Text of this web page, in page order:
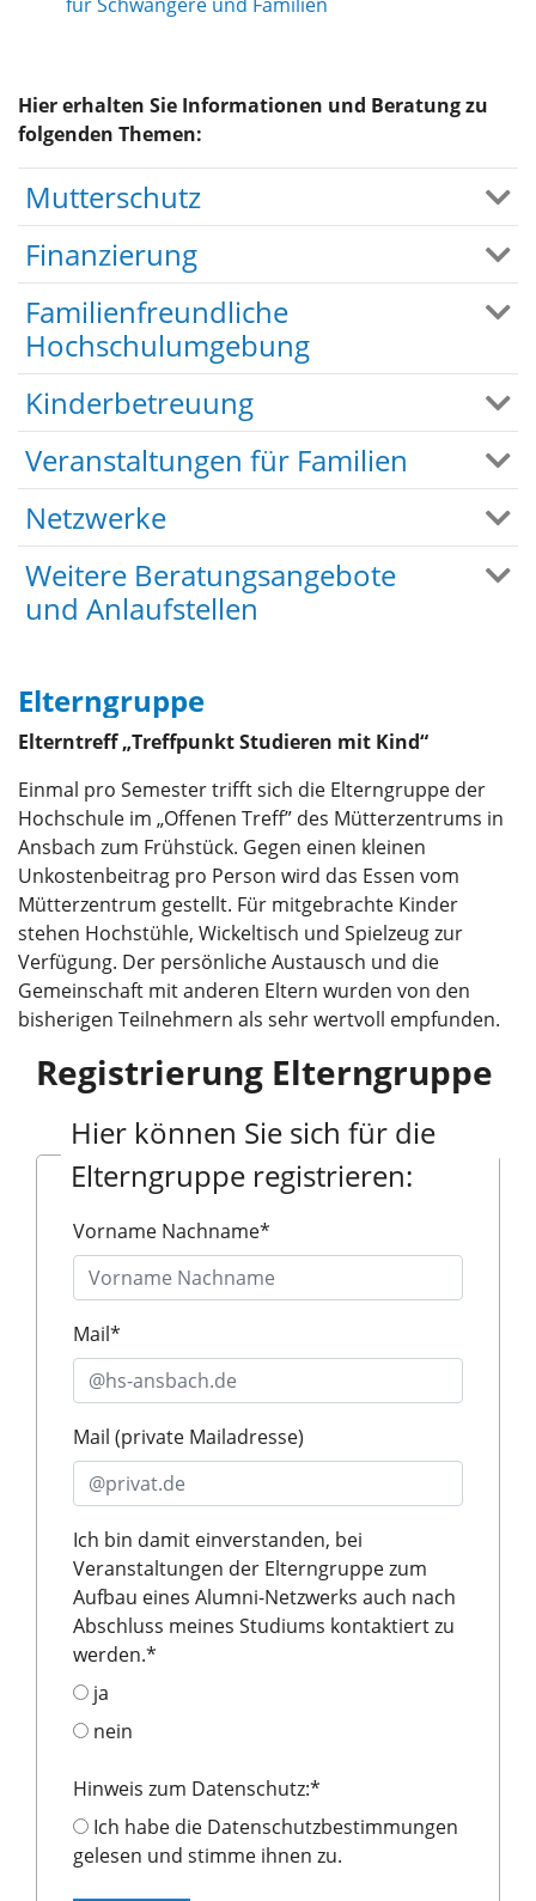
Hier erhalten Sie Informationen und Beratung zu
folgenden Themen:
Mutterschutz
Finanzierung
Familienfreundliche
Hochschulumgebung
Kinderbetreuung
Veranstaltungen für Familien
Netzwerke
Weitere Beratungsangebote
und Anlaufstellen
Elterngruppe
Elterntreff „Treffpunkt Studieren mit Kind“
Einmal pro Semester trifft sich die Elterngruppe der
Hochschule im „Offenen Treff” des Mütterzentrums in
Ansbach zum Frühstück. Gegen einen kleinen
Unkostenbeitrag pro Person wird das Essen vom
Mütterzentrum gestellt. Für mitgebrachte Kinder
stehen Hochstühle, Wickeltisch und Spielzeug zur
Verfügung. Der persönliche Austausch und die
Gemeinschaft mit anderen Eltern wurden von den
bisherigen Teilnehmern als sehr wertvoll empfunden.
Registrierung Elterngruppe
Hier können Sie sich für die
Elterngruppe registrieren:
Vorname Nachname*
Mail*
Mail (private Mailadresse)
Ich bin damit einverstanden, bei
Veranstaltungen der Elterngruppe zum
Aufbau eines Alumni-Netzwerks auch nach
Abschluss meines Studiums kontaktiert zu
werden.*
ja
nein
Hinweis zum Datenschutz:*
gelesen und stimme ihnen zu.